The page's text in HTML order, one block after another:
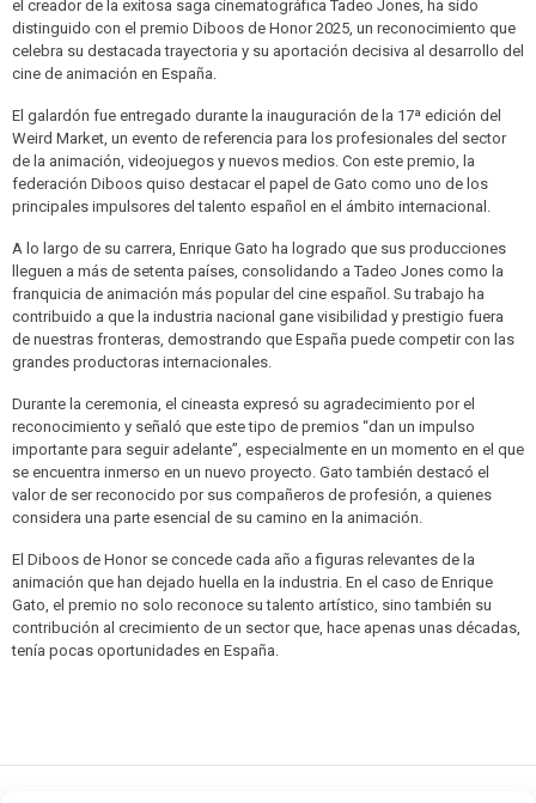
el creador de la exitosa saga cinematográfica Tadeo Jones, ha sido
distinguido con el premio Diboos de Honor 2025, un reconocimiento que
celebra su destacada trayectoria y su aportación decisiva al desarrollo del
cine de animación en España.
El galardón fue entregado durante la inauguración de la 17ª edición del
Weird Market, un evento de referencia para los profesionales del sector
de la animación, videojuegos y nuevos medios. Con este premio, la
federación Diboos quiso destacar el papel de Gato como uno de los
principales impulsores del talento español en el ámbito internacional.
A lo largo de su carrera, Enrique Gato ha logrado que sus producciones
lleguen a más de setenta países, consolidando a Tadeo Jones como la
franquicia de animación más popular del cine español. Su trabajo ha
contribuido a que la industria nacional gane visibilidad y prestigio fuera
de nuestras fronteras, demostrando que España puede competir con las
grandes productoras internacionales.
Durante la ceremonia, el cineasta expresó su agradecimiento por el
reconocimiento y señaló que este tipo de premios “dan un impulso
importante para seguir adelante”, especialmente en un momento en el que
se encuentra inmerso en un nuevo proyecto. Gato también destacó el
valor de ser reconocido por sus compañeros de profesión, a quienes
considera una parte esencial de su camino en la animación.
El Diboos de Honor se concede cada año a figuras relevantes de la
animación que han dejado huella en la industria. En el caso de Enrique
Gato, el premio no solo reconoce su talento artístico, sino también su
contribución al crecimiento de un sector que, hace apenas unas décadas,
tenía pocas oportunidades en España.